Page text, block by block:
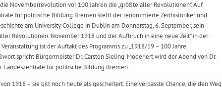
Novemberrevolution vor 100 Jahren die „größte aller Revolutionen“. Auf
für politische Bildung Bremen stellt der renommierte Zeithistoriker und
am University College in Dublin am Donnerstag, 6. September, sein
Revolutionen. November 1918 und der Aufbruch in eine neue Zeit“ in der
ist der Auftakt des Programms zu „1918/19 – 100 Jahre
spricht Bürgermeister Dr. Carsten Sieling. Moderiert wird der Abend von Dr.
Landeszentrale für politische Bildung Bremen.
1918 – sie gilt noch heute als gescheitert. Eine verpasste Chance, die den Weg